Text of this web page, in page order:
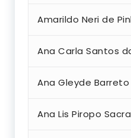
Amarildo Neri de
Ana Carla Santos
Ana Gleyde
Ana Lis Piropo